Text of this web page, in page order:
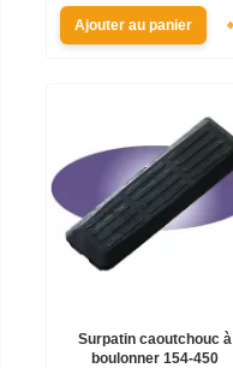
Ajouter au panier
Surpatin caoutchouc à
boulonner 154-450